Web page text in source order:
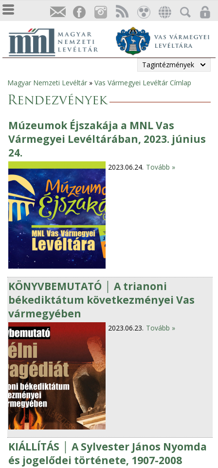
Tagintézmények
Jelenlegi
hely
Magyar Nemzeti Levéltár » Vas Vármegyei Levéltár Címlap
Rendezvények
Múzeumok Éjszakája a MNL Vas
Vármegyei Levéltárában, 2023. június
24.
2023.06.24. Tovább »
KÖNYVBEMUTATÓ │ A trianoni
békediktátum következményei Vas
vármegyében
2023.06.23. Tovább »
KIÁLLÍTÁS │ A Sylvester János Nyomda
és jogelődei története, 1907-2008